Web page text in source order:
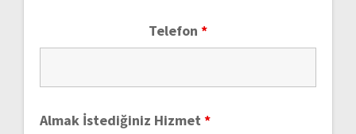
Telefon *
Almak İstediğiniz Hizmet *